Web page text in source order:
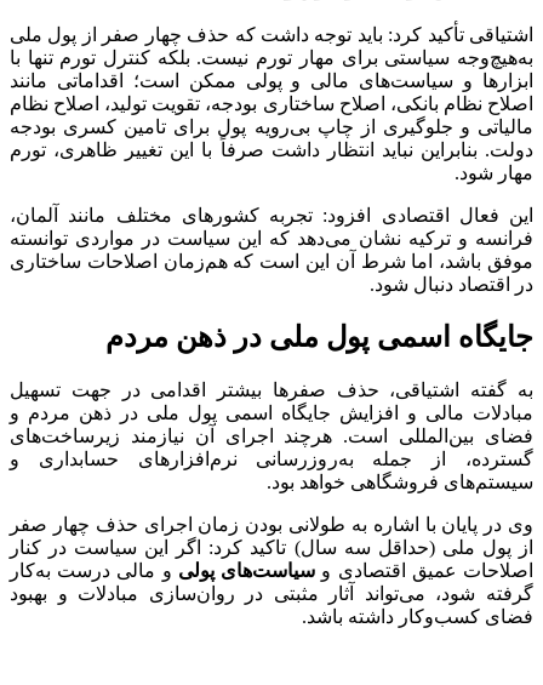
اشتیاقی تأکید کرد: باید توجه داشت که حذف چهار صفر از پول ملی
به‌هیچ‌وجه سیاستی برای مهار تورم نیست. بلکه کنترل تورم تنها با
ابزارها و سیاست‌های مالی و پولی ممکن است؛ اقداماتی مانند
اصلاح نظام بانکی، اصلاح ساختاری بودجه، تقویت تولید، اصلاح نظام
مالیاتی و جلوگیری از چاپ بی‌رویه پول برای تامین کسری بودجه
دولت. بنابراین نباید انتظار داشت صرفاً با این تغییر ظاهری، تورم
مهار شود.
این فعال اقتصادی افزود: تجربه کشورهای مختلف مانند آلمان،
فرانسه و ترکیه نشان می‌دهد که این سیاست در مواردی توانسته
موفق باشد، اما شرط آن این است که هم‌زمان اصلاحات ساختاری
در اقتصاد دنبال شود.
جایگاه اسمی پول ملی در ذهن مردم
به گفته اشتیاقی، حذف صفرها بیشتر اقدامی در جهت تسهیل
مبادلات مالی و افزایش جایگاه اسمی پول ملی در ذهن مردم و
فضای بین‌المللی است. هرچند اجرای آن نیازمند زیرساخت‌های
گسترده، از جمله به‌روزرسانی نرم‌افزارهای حسابداری و
سیستم‌های فروشگاهی خواهد بود.
وی در پایان با اشاره به طولانی بودن زمان اجرای حذف چهار صفر
از پول ملی (حداقل سه سال) تاکید کرد: اگر این سیاست در کنار
اصلاحات عمیق اقتصادی و سیاست‌های پولی و مالی درست به‌کار
گرفته شود، می‌تواند آثار مثبتی در روان‌سازی مبادلات و بهبود
فضای کسب‌وکار داشته باشد.